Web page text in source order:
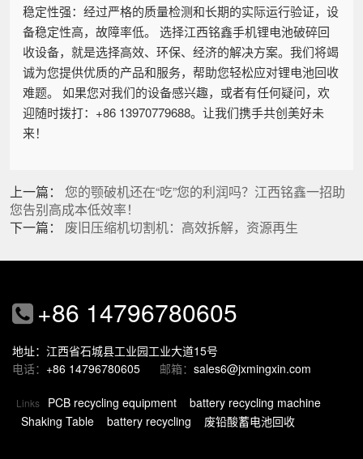
稳定性强：经过严格的质量检测和长期的实际运行验证，设
备稳定性高，故障率低。 选择江西铭鑫手机锂电池破碎回
收设备，就是选择高效、环保、经济的解决方案。我们将竭
诚为您提供优质的产品和服务，帮助您轻松应对锂电池回收
难题。 如果您对我们的设备感兴趣，或者有任何疑问，欢
迎随时拨打：+86 13970779688。让我们携手共创美好未
来！
上一篇： 您的颚破机还在“吃”您的利润吗？江西铭鑫一招助
您告别高成本低效率！
下一篇： 废旧压缩机切割机：高效拆解，资源再生
+86 14796780605
地址：江西省石城县工业园工业大道15号
电话： +86 14796780605 邮箱： sales6@jxmingxin.com
Links PCB recycling equipment
battery recycling machine
Shaking Table
battery recycling 废铅酸蓄电池回收